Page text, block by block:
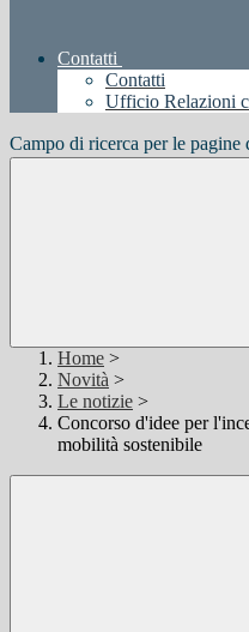
Contatti
Contatti
Ufficio Relazioni
Campo di ricerca per le pagine
Home >
Novità >
Le notizie >
Concorso d'idee per
mobilità sostenibile